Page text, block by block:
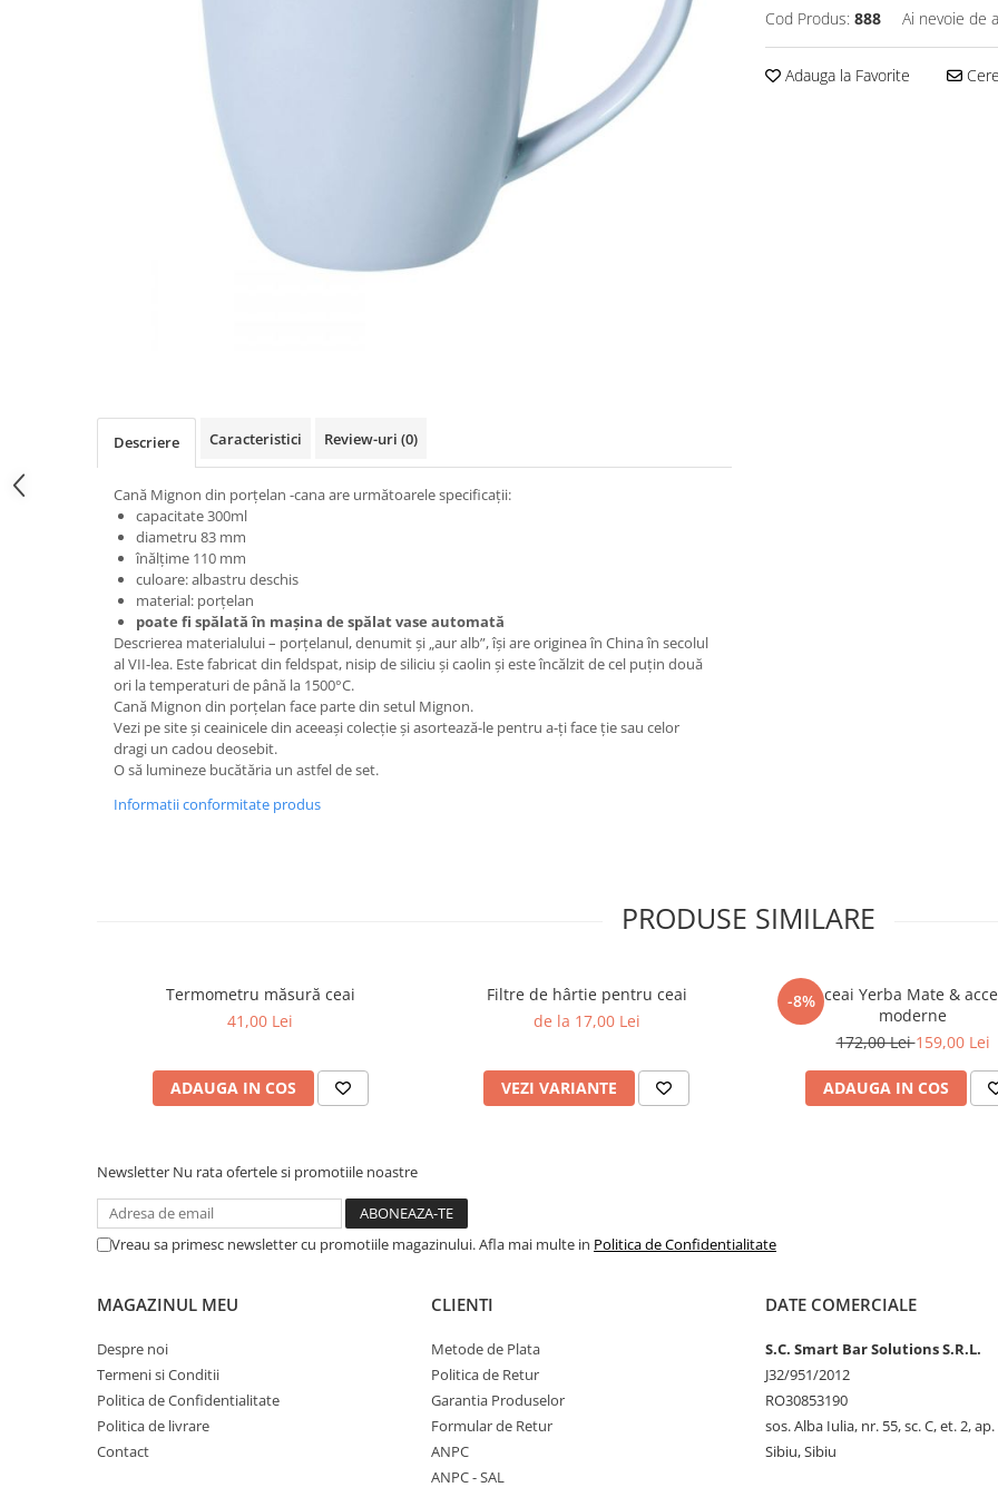
Cod Produs: 888 Ai nevoie de
Adauga la Favorite
Descriere Caracteristici Review-uri (0)
Cană Mignon din porţelan -cana are următoarele specificaţii:
capacitate 300ml
diametru 83 mm
înălţime 110 mm
culoare: albastru deschis
material: porţelan
poate fi spălată în maşina de spălat vase automată
Descrierea materialului – porțelanul, denumit și „aur alb”, își are originea în China în secolul
al VII-lea. Este fabricat din feldspat, nisip de siliciu și caolin și este încălzit de cel puțin două
ori la temperaturi de până la 1500°C.
Cană Mignon din porţelan face parte din setul Mignon.
Vezi pe site şi ceainicele din aceeaşi colecţie şi asortează-le pentru a-ţi face ţie sau celor
dragi un cadou deosebit.
O să lumineze bucătăria un astfel de set.
Informatii conformitate produs
PRODUSE SIMILARE
Termometru măsură ceai
41,00 Lei
ADAUGA IN COS
Filtre de hârtie pentru ceai
de la 17,00 Lei
VEZI VARIANTE
-8%
Set ceai Yerba Mate &
moderne
172,00 Lei159,00 Lei
ADAUGA IN COS
Newsletter Nu rata ofertele si promotiile noastre
Vreau sa primesc newsletter cu promotiile magazinului. Afla mai multe in Politica de Confidentialitate
MAGAZINUL MEU
Despre noi
Termeni si Conditii
Politica de Confidentialitate
Politica de livrare
Contact
CLIENTI
Metode de Plata
Politica de Retur
Garantia Produselor
Formular de Retur
ANPC
ANPC - SAL
DATE COMERCIALE
S.C. Smart Bar Solutions S.R.L.
J32/951/2012
RO30853190
sos. Alba Iulia, nr. 55, sc. C, et. 2, ap.
Sibiu, Sibiu